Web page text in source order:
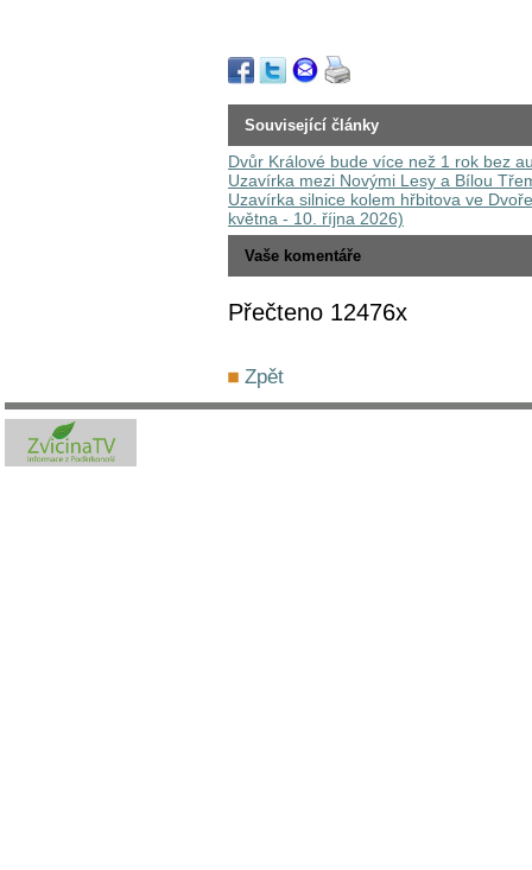
Související články
Dvůr Králové bude více než 1 rok bez
Uzavírka mezi Novými Lesy a Bílou
Uzavírka silnice kolem hřbitova ve
května - 10. října 2026)
Vaše komentáře
Přečteno 12476x
Zpět